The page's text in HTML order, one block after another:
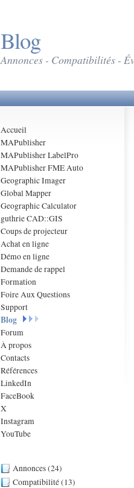
Blog
Annonces - Compatibilités -
Accueil
MAPublisher
MAPublisher LabelPro
MAPublisher FME Auto
Geographic Imager
Global Mapper
Geographic Calculator
guthrie CAD::GIS
Coups de projecteur
Achat en ligne
Démo en ligne
Demande de rappel
Formation
Foire Aux Questions
Support
Blog
Forum
À propos
Contacts
Références
LinkedIn
FaceBook
X
Instagram
YouTube
Annonces (24)
Compatibilité (13)